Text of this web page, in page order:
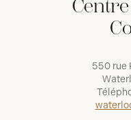
550 rue